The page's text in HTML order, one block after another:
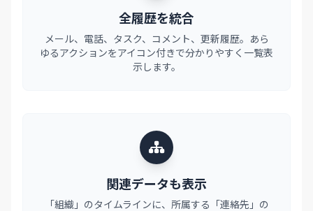
全履歴を統合
メール、電話、タスク、コメント、更新履歴。あら
ゆるアクションをアイコン付きで分かりやすく一覧表
示します。
関連データも表示
「組織」のタイムラインに、所属する「連絡先」の